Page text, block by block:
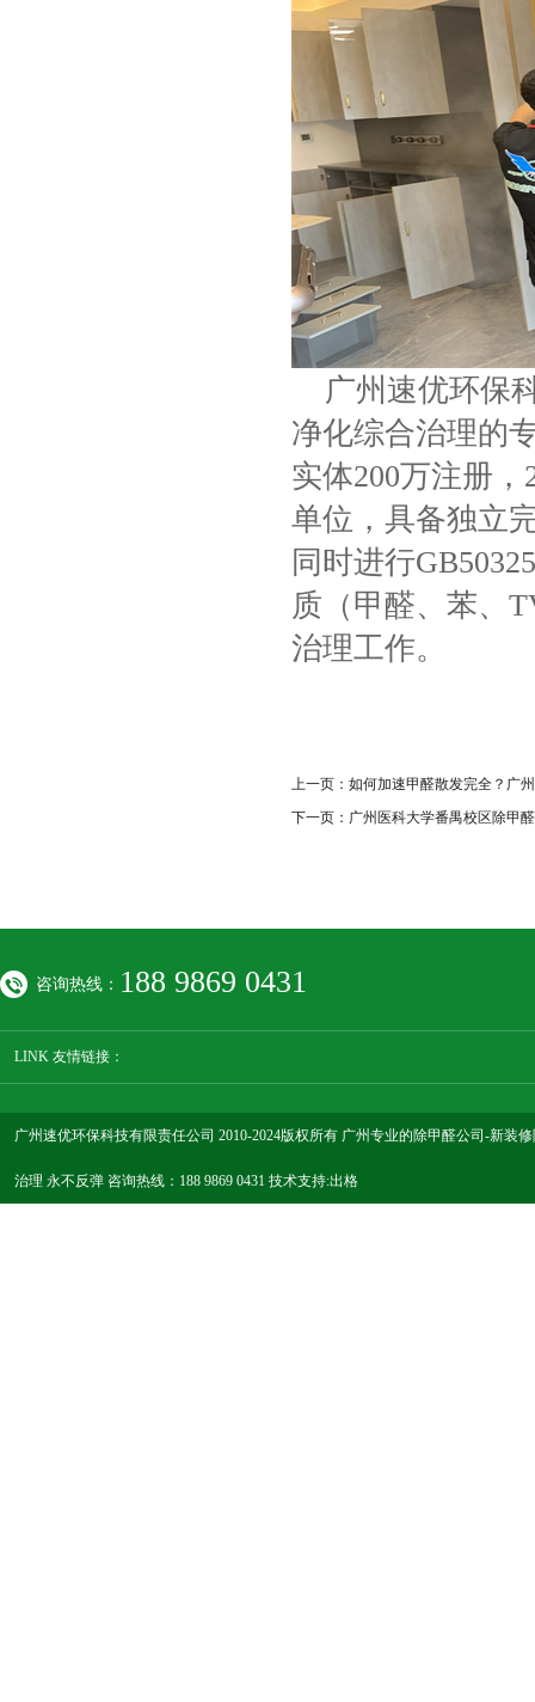
广州速优环保
净化综合治理的
实体200万注册
单位，具备独立
同时进行
质（甲醛、苯、
治理工作。
上一页： 如何加速甲醛散发完全？广
下一页： 广州医科大学番禺校区除甲
咨询热线： 188 9869 0431
LINK 友情链接：
广州速优环保科技有限责任公司 2010-2024版权所有 广州专业的除甲醛公司-新
治理 永不反弹 咨询热线：188 9869 0431 技术支持:出格